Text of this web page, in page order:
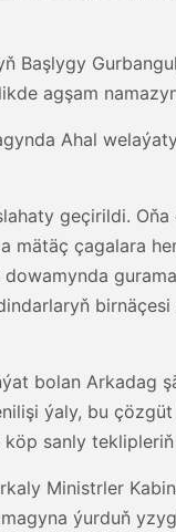
Başlygy
agşam
Ahal
geçirildi.
mätäç çagalara
bolan Arkadag
ýaly, bu
sanly
Ministrler
ýurduň